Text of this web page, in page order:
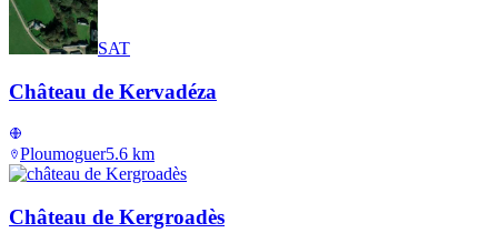
SAT
Château de Kervadéza
Ploumoguer5.6 km
Château de Kergroadès